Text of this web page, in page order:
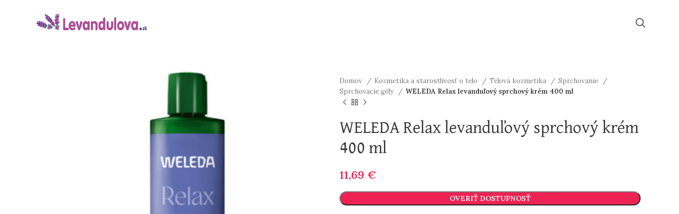
Domov Kozmetika a starostlivosť o telo Telová kozmetika
Sprchovanie
Sprchovacie gély
WELEDA Relax levanduľový sprchový krém 400 ml
WELEDA Relax levanduľový sprchový krém
400 ml
11,69 €
OVERIŤ DOSTUPNOSŤ